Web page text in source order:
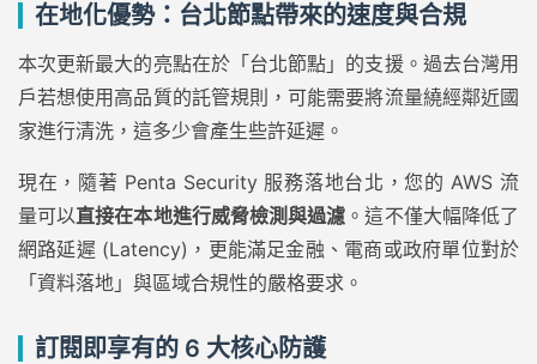
在地化優勢：台北節點帶來的速度與合規
本次更新最大的亮點在於「台北節點」的支援。過去台灣用
戶若想使用高品質的託管規則，可能需要將流量繞經鄰近國
家進行清洗，這多少會產生些許延遲。
現在，隨著 Penta Security 服務落地台北，您的 AWS 流
量可以直接在本地進行威脅檢測與過濾 。這不僅大幅降低了
網路延遲 (Latency)，更能滿足金融、電商或政府單位對於
「資料落地」與區域合規性的嚴格要求。
訂閱即享有的 6 大核心防護